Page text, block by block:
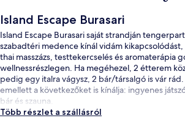
Island Escape Burasari
Island Escape Burasari saját strandján
szabadtéri medence kínál vidám
thai masszázs, testtekercselés és aromaterápia
wellnessrészlegen. Ha megéhezel, 2 étterem
pedig egy italra vágysz, 2 bár/társalgó is vár
emellett a következőket is kínálja: ingyenes
bár és szauna.
Több részlet a szállásról